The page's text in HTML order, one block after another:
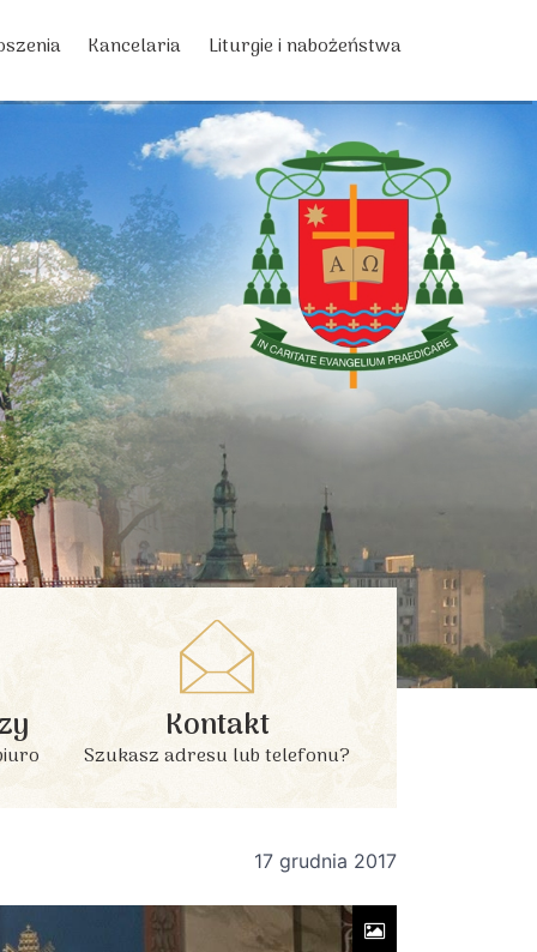
Kancelaria Liturgie i nabożeństwa
Kontakt
Szukasz adresu lub telefonu?
17 grudnia 2017